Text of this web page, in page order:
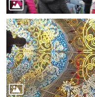
記
服
務
商
業
管
理